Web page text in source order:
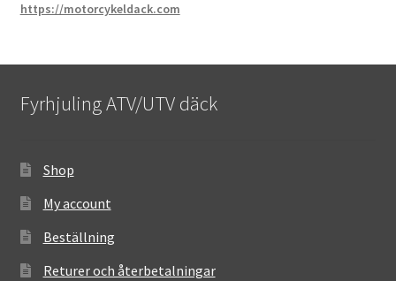
https://motorcykeldack.com
Fyrhjuling ATV/UTV däck
Shop
My account
Beställning
Returer och återbetalningar